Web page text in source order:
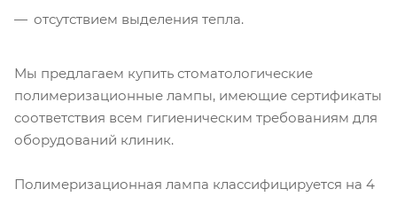
отсутствием выделения тепла.
Мы предлагаем купить стоматологические
полимеризационные лампы, имеющие сертификаты
соответствия всем гигиеническим требованиям для
оборудований клиник.
Полимеризационная лампа классифицируется на 4